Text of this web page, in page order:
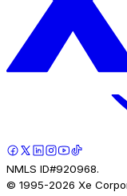
NMLS ID#920968.
© 1995-2026 Xe